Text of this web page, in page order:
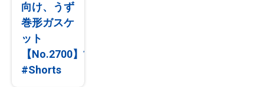
向け、うず
巻形ガスケ
ット
【No.2700】?
#Shorts